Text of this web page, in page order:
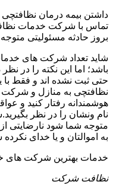
داشتن بیمه درمان نظافتچی
تماس با شرکت خدمات
بروز حادثه مسئولیتی
شاید تعداد شرکت های
باشد؛ اما این نکته را در
حتی ثبت نشده اند و فقط با
نظافتچی به منازل و شرکت
هوشمندانه رفتار کنید و
نام ونشان را در نظر
متوجه شما شود نارضایتی
به اموالتان و یا خدای
خدمات بهترین شرکت های
نظافت شرکت